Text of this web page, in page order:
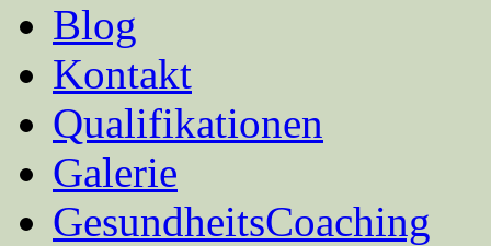
Blog
Kontakt
Qualifikationen
Galerie
GesundheitsCoaching